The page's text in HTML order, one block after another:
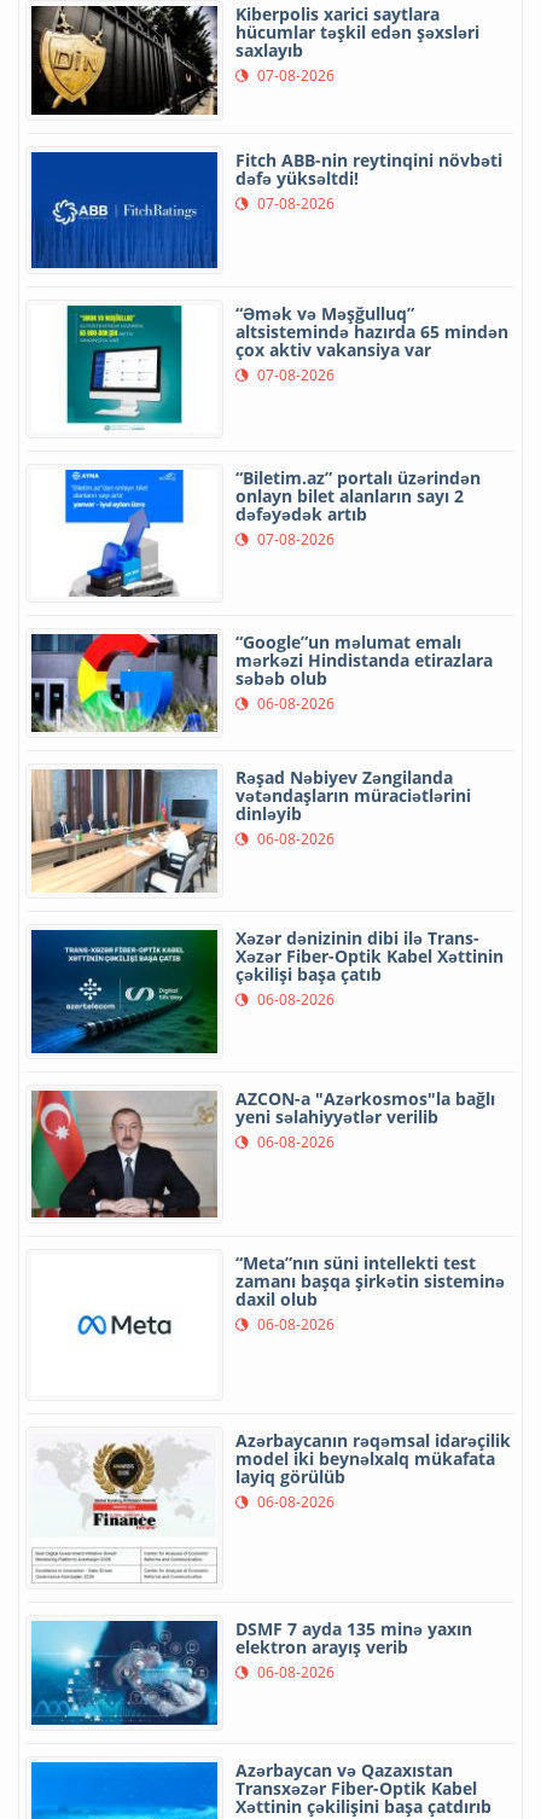
Kiberpolis xarici saytlara
hücumlar təşkil edən şəxsləri
saxlayıb
07-08-2026
Fitch ABB-nin reytinqini növbəti
dəfə yüksəltdi!
07-08-2026
“Əmək və Məşğulluq”
altsistemində hazırda 65 mindən
çox aktiv vakansiya var
07-08-2026
“Biletim.az” portalı üzərindən
onlayn bilet alanların sayı 2
dəfəyədək artıb
07-08-2026
“Google”un məlumat emalı
mərkəzi Hindistanda etirazlara
səbəb olub
06-08-2026
Rəşad Nəbiyev Zəngilanda
vətəndaşların müraciətlərini
dinləyib
06-08-2026
Xəzər dənizinin dibi ilə Trans-
Xəzər Fiber-Optik Kabel Xəttinin
çəkilişi başa çatıb
06-08-2026
AZCON-a "Azərkosmos"la bağlı
yeni səlahiyyətlər verilib
06-08-2026
“Meta”nın süni intellekti test
zamanı başqa şirkətin sisteminə
daxil olub
06-08-2026
Azərbaycanın rəqəmsal idarəçilik
model iki beynəlxalq mükafata
layiq görülüb
06-08-2026
DSMF 7 ayda 135 minə yaxın
elektron arayış verib
06-08-2026
Azərbaycan və Qazaxıstan
Transxəzər Fiber-Optik Kabel
Xəttinin çəkilişini başa çatdırıb